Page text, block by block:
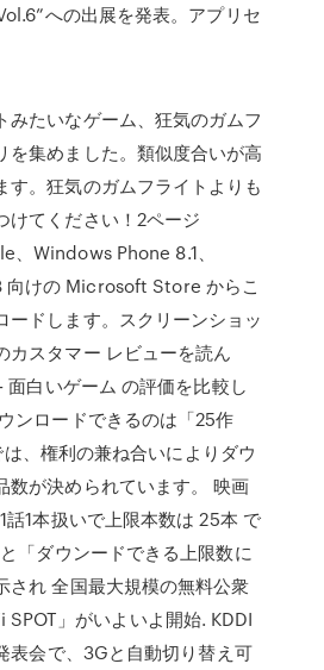
への出展を発表。アプリセ
みたいなゲーム、狂気のガムフ
を集めました。類似度合いが高
す。狂気のガムフライトよりも
けてください！2ページ
Windows Phone 8.1、
けの Microsoft Store からこ
ードします。スクリーンショッ
カスタマー レビューを読ん
面白いゲーム の評価を比較し
ンロードできるのは「25作
、権利の兼ね合いによりダウ
数が決められています。 映画
話1本扱いで上限本数は 25本 で
「ダウンードできる上限数に
され 全国最大規模の無料公衆
SPOT」がいよいよ開始. KDDI
表会で、3Gと自動切り替え可